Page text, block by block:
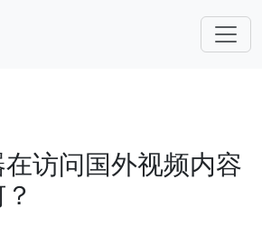
访问国外视频内容